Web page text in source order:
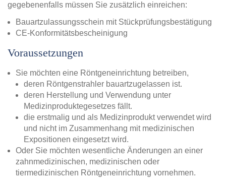
gegebenenfalls müssen Sie zusätzlich einreichen:
Bauartzulassungsschein mit Stückprüfungsbestätigung
CE-Konformitätsbescheinigung
Voraussetzungen
Sie möchten eine Röntgeneinrichtung betreiben,
deren Röntgenstrahler bauartzugelassen ist.
deren Herstellung und Verwendung unter
Medizinproduktegesetzes fällt.
die erstmalig und als Medizinprodukt verwendet wird
und nicht im Zusammenhang mit medizinischen
Expositionen eingesetzt wird.
Oder Sie möchten wesentliche Änderungen an einer
zahnmedizinischen, medizinischen oder
tiermedizinischen Röntgeneinrichtung vornehmen.